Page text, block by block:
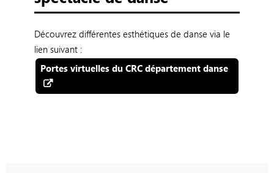
Découvrez différentes esthétiques de danse via le
lien suivant :
Portes virtuelles du CRC département danse